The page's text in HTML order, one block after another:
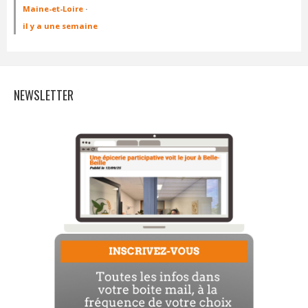
Maine-et-Loire ·
il y a une semaine
NEWSLETTER